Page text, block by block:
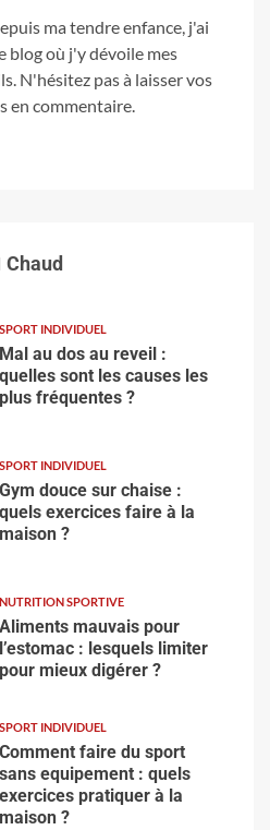
ma tendre enfance, j'ai
blog où j'y dévoile mes
N'hésitez pas à laisser vos
en commentaire.
Chaud
SPORT INDIVIDUEL
Mal au dos au reveil :
quelles sont les causes les
plus fréquentes ?
SPORT INDIVIDUEL
Gym douce sur chaise :
quels exercices faire à la
maison ?
NUTRITION SPORTIVE
Aliments mauvais pour
l’estomac : lesquels limiter
pour mieux digérer ?
SPORT INDIVIDUEL
Comment faire du sport
sans equipement : quels
exercices pratiquer à la
maison ?